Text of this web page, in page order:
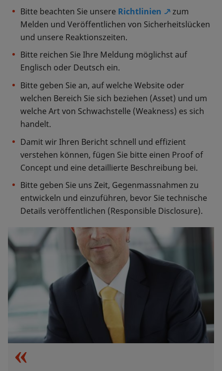
Bitte beachten Sie unsere Richtlinien
zum
Melden und Veröffentlichen von Sicherheitslücken
und unsere Reaktionszeiten.
Bitte reichen Sie Ihre Meldung möglichst auf
Englisch oder Deutsch ein.
Bitte geben Sie an, auf welche Website oder
welchen Bereich Sie sich beziehen (Asset) und um
welche Art von Schwachstelle (Weakness) es sich
handelt.
Damit wir Ihren Bericht schnell und effizient
verstehen können, fügen Sie bitte einen Proof of
Concept und eine detaillierte Beschreibung bei.
Bitte geben Sie uns Zeit, Gegenmassnahmen zu
entwickeln und einzuführen, bevor Sie technische
Details veröffentlichen (Responsible Disclosure).